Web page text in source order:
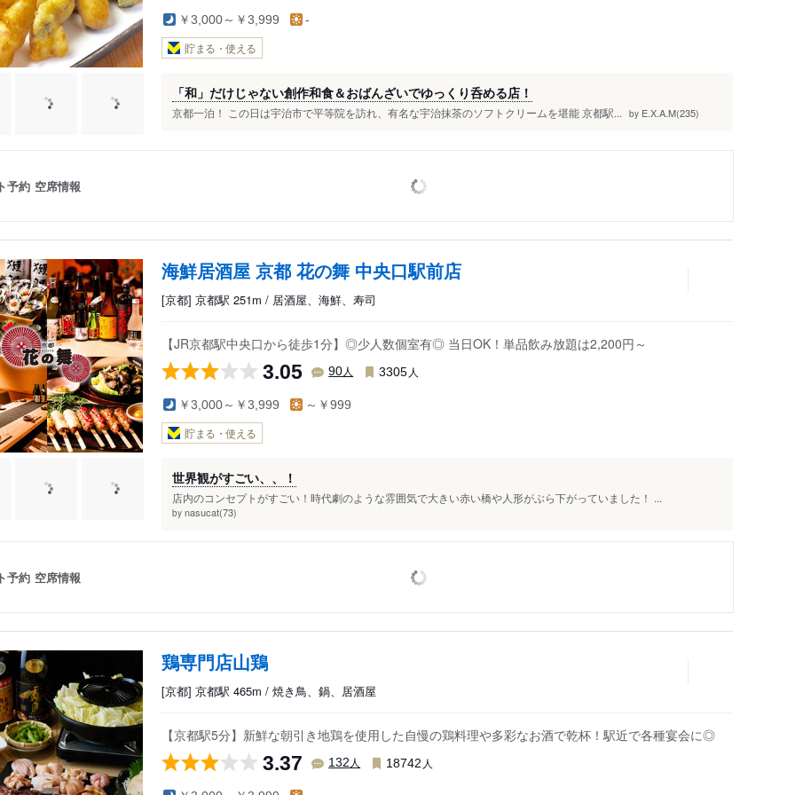
￥3,000～￥3,999 -
貯まる・使える
「和」だけじゃない創作和食＆おばんざいでゆっくり呑める店！
京都一泊！ この日は宇治市で平等院を訪れ、有名な宇治抹茶のソフトクリームを堪能 京都駅... by E.X.A.M(235)
予約 空席情報
海鮮居酒屋 京都 花の舞 中央口駅前店
[京都] 京都駅 251m / 居酒屋、海鮮、寿司
【JR京都駅中央口から徒歩1分】◎少人数個室有◎ 当日OK！単品飲み放題は2,200円～
3.05 90人 3305 人
￥3,000～￥3,999 ～￥999
貯まる・使える
世界観がすごい、、！
店内のコンセプトがすごい！時代劇のような雰囲気で大きい赤い橋や人形がぶら下がっていました！ ...
by nasucat(73)
予約 空席情報
鶏専門店山鶏
[京都] 京都駅 465m / 焼き鳥、鍋、居酒屋
【京都駅5分】新鮮な朝引き地鶏を使用した自慢の鶏料理や多彩なお酒で乾杯！駅近で各種宴会に◎
3.37 132 人 18742 人